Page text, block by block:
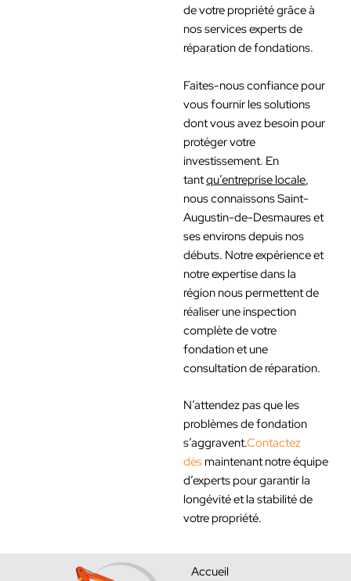
de votre propriété grâce à
nos services experts de
réparation de fondations.
Faites-nous confiance pour
vous fournir les solutions
dont vous avez besoin pour
protéger votre
investissement. En
tantqu’entreprise locale
nous connaissons Saint-
Augustin-de-Desmaures et
ses environs depuis nos
débuts. Notre expérience et
notre expertise dans la
région nous permettent de
réaliser une inspection
complète de votre
fondation et une
consultation de réparation.
N’attendez pas que les
problèmes de fondation
s’aggravent.Contactez
dès maintenant notre équipe
d’experts pour garantir la
longévité et la stabilité de
votre propriété.
Accueil